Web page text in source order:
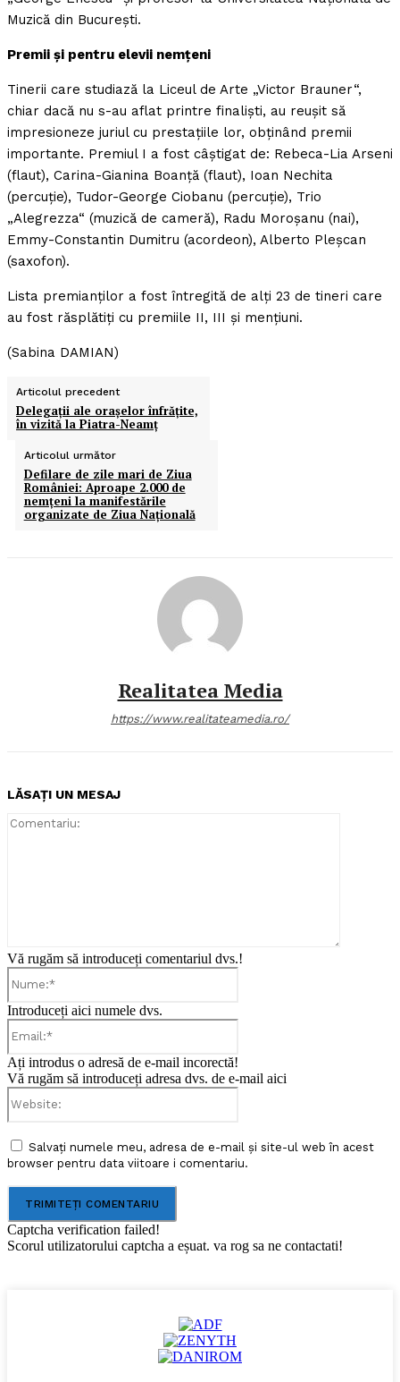
Muzică din Bucureşti.
Premii şi pentru elevii nemţeni
Tinerii care studiază la Liceul de Arte „Victor Brauner“,
chiar dacă nu s-au aflat printre finalişti, au reuşit să
impresioneze juriul cu prestaţiile lor, obţinând premii
importante. Premiul I a fost câştigat de: Rebeca-Lia Arseni
(flaut), Carina-Gianina Boanţă (flaut), Ioan Nechita
(percuţie), Tudor-George Ciobanu (percuţie), Trio
„Alegrezza“ (muzică de cameră), Radu Moroşanu (nai),
Emmy-Constantin Dumitru (acordeon), Alberto Pleşcan
(saxofon).
Lista premianţilor a fost întregită de alţi 23 de tineri care
au fost răsplătiţi cu premiile II, III şi menţiuni.
(Sabina DAMIAN)
Articolul precedent
Delegaţii ale oraşelor înfrăţite,
în vizită la Piatra-Neamţ
Articolul următor
Defilare de zile mari de Ziua
României: Aproape 2.000 de
nemţeni la manifestările
organizate de Ziua Naţională
Realitatea Media
https://www.realitateamedia.ro/
LĂSAȚI UN MESAJ
Vă rugăm să introduceți comentariul dvs.!
Introduceți aici numele dvs.
Ați introdus o adresă de e-mail incorectă!
Vă rugăm să introduceți adresa dvs. de e-mail aici
Salvați numele meu, adresa de e-mail și site-ul web în acest
browser pentru data viitoare i comentariu.
Captcha verification failed!
Scorul utilizatorului captcha a eșuat. va rog sa ne contactati!